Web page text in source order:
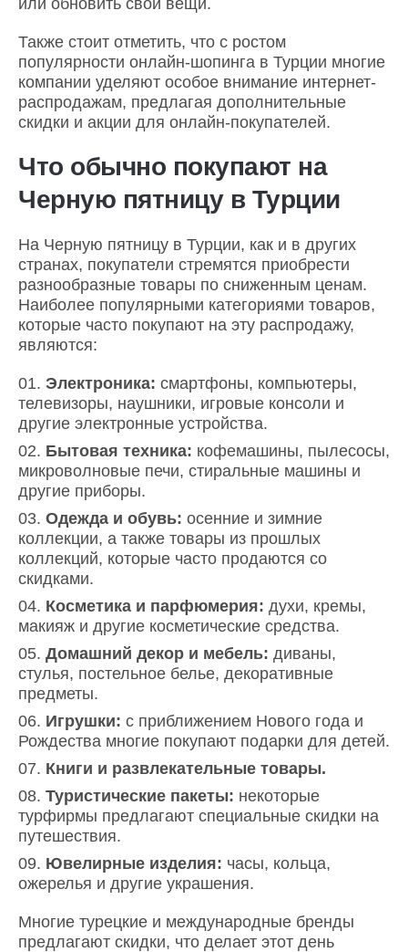
Также стоит отметить, что с ростом
популярности онлайн-шопинга в Турции многие
компании уделяют особое внимание интернет-
распродажам, предлагая дополнительные
скидки и акции для онлайн-покупателей.
Что обычно покупают на
Черную пятницу в Турции
На Черную пятницу в Турции, как и в других
странах, покупатели стремятся приобрести
разнообразные товары по сниженным ценам.
Наиболее популярными категориями товаров,
которые часто покупают на эту распродажу,
являются:
Электроника: смартфоны, компьютеры,
телевизоры, наушники, игровые консоли и
другие электронные устройства.
Бытовая техника: кофемашины, пылесосы,
микроволновые печи, стиральные машины и
другие приборы.
Одежда и обувь: осенние и зимние
коллекции, а также товары из прошлых
коллекций, которые часто продаются со
скидками.
Косметика и парфюмерия: духи, кремы,
макияж и другие косметические средства.
Домашний декор и мебель: диваны,
стулья, постельное белье, декоративные
предметы.
Игрушки: с приближением Нового года и
Рождества многие покупают подарки для детей.
Книги и развлекательные товары.
Туристические пакеты: некоторые
турфирмы предлагают специальные скидки на
путешествия.
Ювелирные изделия: часы, кольца,
ожерелья и другие украшения.
Многие турецкие и международные бренды
предлагают скидки, что делает этот день